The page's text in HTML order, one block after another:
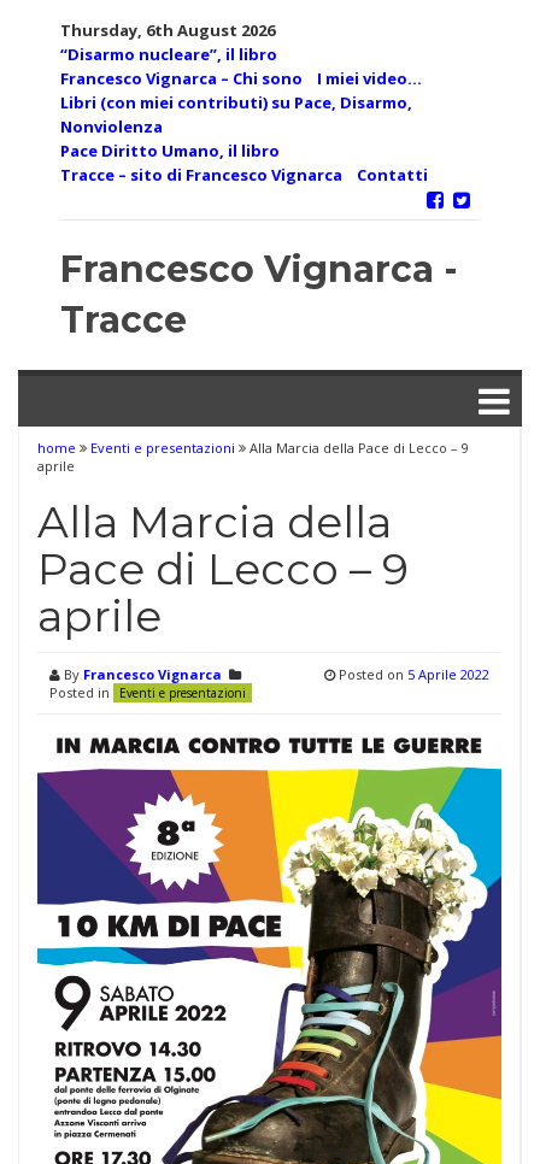
Thursday, 6th August 2026
“Disarmo nucleare”, il libro
Francesco Vignarca – Chi sono
I miei video…
Libri (con miei contributi) su Pace, Disarmo,
Nonviolenza
Pace Diritto Umano, il libro
Tracce – sito di Francesco Vignarca
Contatti
Francesco Vignarca -
Tracce
home Eventi e presentazioni
Alla Marcia della Pace di Lecco – 9
aprile
Alla Marcia della
Pace di Lecco – 9
aprile
By Francesco Vignarca
Posted in
Eventi e presentazioni
Posted on 5 Aprile 2022